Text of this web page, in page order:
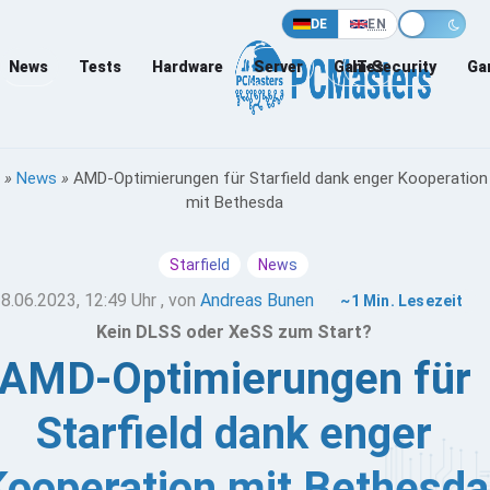
DE EN
News Tests Hardware Server Games
IT-Security
» News » AMD-Optimierungen für Starfield dank enger Kooperation
mit Bethesda
Starfield News
12:49 Uhr , vonAndreas Bunen ~1 Min. Lesezeit
Kein DLSS oder XeSS zum Start?
Optimierungen für
Starfield dank enger